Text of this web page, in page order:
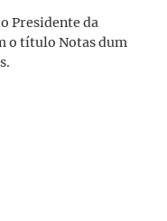
Presidente da
o título Notas dum